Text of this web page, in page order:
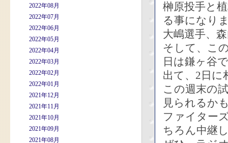
2022年08月
2022年07月
2022年06月
2022年05月
2022年04月
2022年03月
2022年02月
2022年01月
2021年12月
2021年11月
2021年10月
2021年09月
2021年08月
榊原投手と
る事になり
大嶋選手、
そして、こ
日は鎌ヶ谷
出て、2日に
この週末の
見られるか
ファイター
ちろん中継